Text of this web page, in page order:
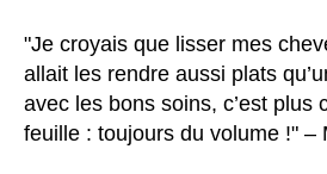
"Je croyais que lisser mes
allait les rendre aussi plats
avec les bons soins, c’est plus
feuille : toujours du volume !" –